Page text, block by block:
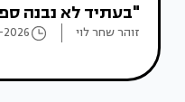
"בעתיד לא נבנה
זוהר שחר לוי